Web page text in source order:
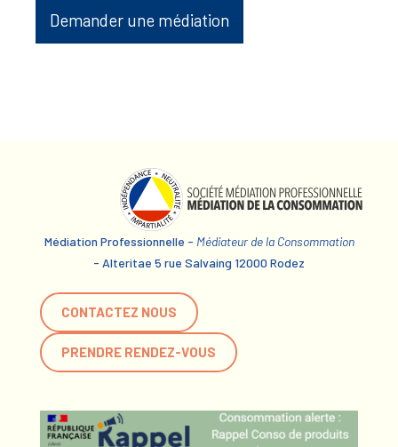
Demander une médiation
Médiation Professionnelle - Médiateur de la Consommation
- Alteritae 5 rue Salvaing 12000 Rodez
CONTACTEZ NOUS
PRENDRE RENDEZ-VOUS